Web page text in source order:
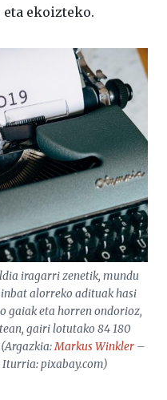
ekoizteko.
iragarri zenetik, mundu
alorreko adituak hasi
gaiak eta horren ondorioz,
gairi lotutako 84 180
Markus Winkler –
pixabay.com)